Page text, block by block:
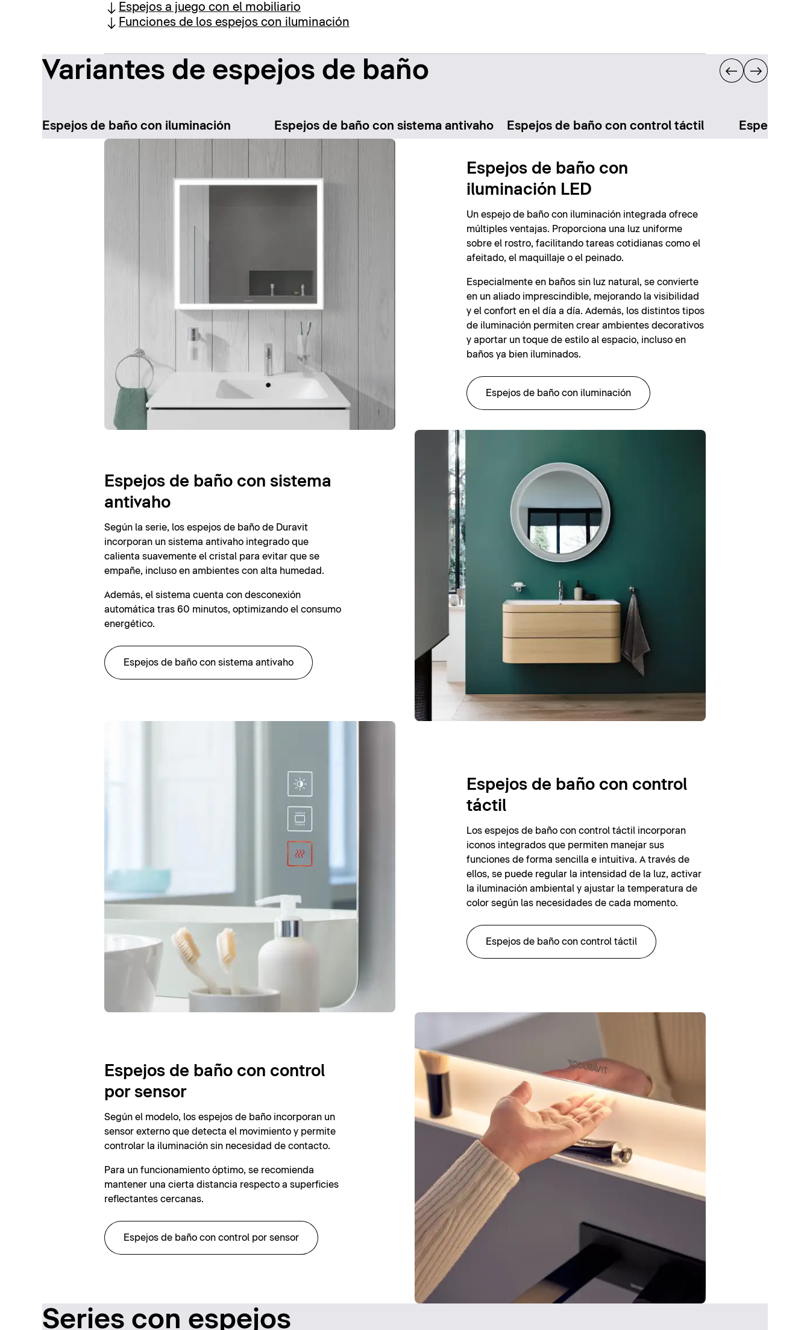
Espejos a juego con el mobiliario
Funciones de los espejos con iluminación
Variantes de espejos de baño
Espejos de baño con iluminación Espejos de baño con sistema antivaho Espejos de baño con control táctil Espejos de
Espejos de baño con
iluminación LED
Un espejo de baño con iluminación integrada ofrece
múltiples ventajas. Proporciona una luz uniforme
sobre el rostro, facilitando tareas cotidianas como el
afeitado, el maquillaje o el peinado.
Especialmente en baños sin luz natural, se convierte
en un aliado imprescindible, mejorando la visibilidad
y el confort en el día a día. Además, los distintos tipos
de iluminación permiten crear ambientes decorativos
y aportar un toque de estilo al espacio, incluso en
baños ya bien iluminados.
Espejos de baño con iluminación
Espejos de baño con sistema
antivaho
Según la serie, los espejos de baño de Duravit
incorporan un sistema antivaho integrado que
calienta suavemente el cristal para evitar que se
empañe, incluso en ambientes con alta humedad.
Además, el sistema cuenta con desconexión
automática tras 60 minutos, optimizando el consumo
energético.
Espejos de baño con sistema antivaho
Espejos de baño con control
táctil
Los espejos de baño con control táctil incorporan
iconos integrados que permiten manejar sus
funciones de forma sencilla e intuitiva. A través de
ellos, se puede regular la intensidad de la luz, activar
la iluminación ambiental y ajustar la temperatura de
color según las necesidades de cada momento.
Espejos de baño con control táctil
Espejos de baño con control
por sensor
Según el modelo, los espejos de baño incorporan un
sensor externo que detecta el movimiento y permite
controlar la iluminación sin necesidad de contacto.
Para un funcionamiento óptimo, se recomienda
mantener una cierta distancia respecto a superficies
reflectantes cercanas.
Espejos de baño con control por sensor
Series con espejos